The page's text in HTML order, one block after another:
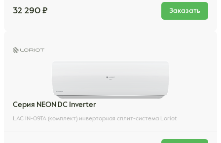
32 290 ₽ Заказать
Серия NEON DC Inverter
LAC IN-09TA (комплект) инверторная сплит-система Loriot